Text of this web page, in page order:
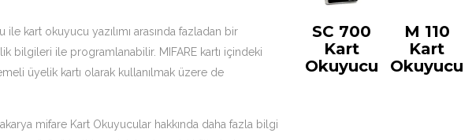
ile kart okuyucu yazılımı arasında fazladan bir
bilgileri ile programlanabilir. MIFARE kartı içindeki
üyelik kartı olarak kullanılmak üzere de
mifare Kart Okuyucular hakkında daha fazla bilgi
SC 700
Kart
Okuyucu
M 110
Kart
Okuyucu